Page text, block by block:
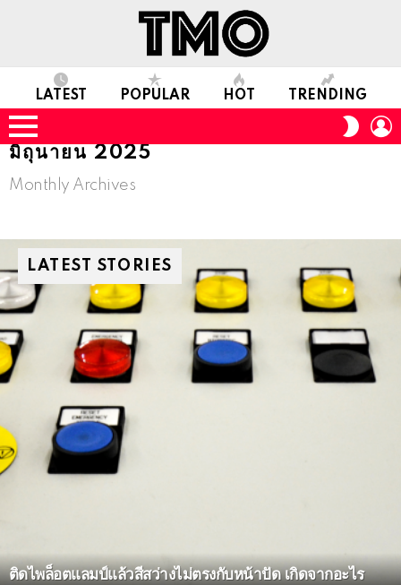
LATEST POPULAR HOT TRENDING
Menu
SKIN
มิถุนายน 2025
Monthly Archives
LATEST STORIES
ติดไพล็อตแลมป์แล้วสีสว่างไม่ตรงกับหน้าปัด เกิดจากอะไร